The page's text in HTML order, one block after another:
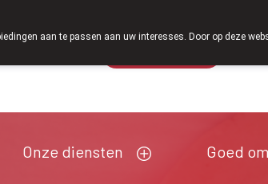
Onze diensten Goed
aan te passen aan uw interesses. Door op deze